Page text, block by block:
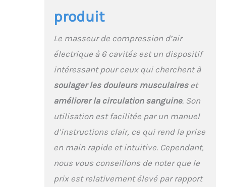
jambes et la relaxation
quotidienne, il répond
aux besoins de
récupération
personnalisés Appareil
de Pressothérapie à 6
Chambres : Les bottes
de pressothérapie à 6
chambres offrent une
distribution de
pression plus précise.
Du pied au haut du
thigh, Le gonflage et
dégonflage séquentiels
reproduisent un
produit
Le masseur de compression d’air
électrique à 6 cavités est un dispositif
intéressant pour ceux qui cherchent à
soulager les douleurs musculaireset
améliorer la circulation sanguine. Son
utilisation est facilitée par un manuel
d’instructions clair, ce qui rend la prise
en main rapide et intuitive. Cependant,
nous vous conseillons de noter que le
prix est relativement élevé par rapport